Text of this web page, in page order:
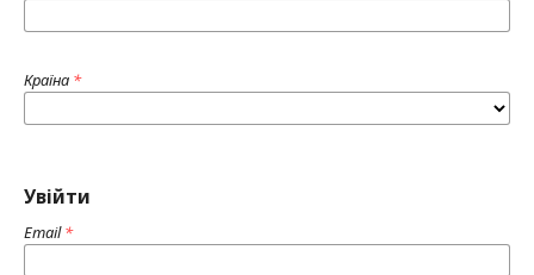
Країна *
Увійти
Email*